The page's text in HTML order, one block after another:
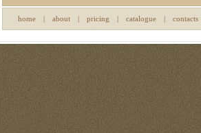
home | about | pricing | catalogue | contacts